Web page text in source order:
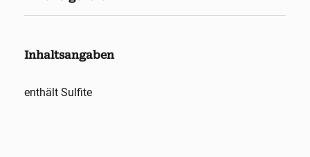
Inhaltsangaben
enthält Sulfite